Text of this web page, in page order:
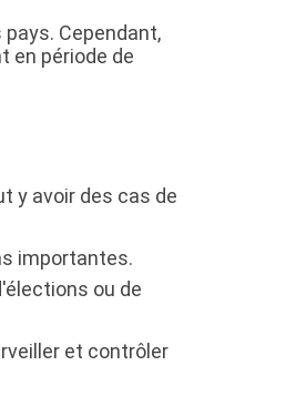
Cependant,
en période de
y avoir des cas de
importantes.
ou de
et contrôler